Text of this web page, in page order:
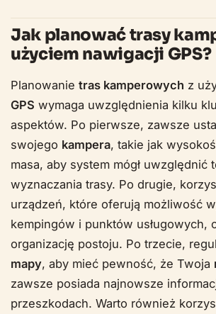
Jak planować trasy
użyciem nawigacji GPS?
Planowanie tras kamperowych z
GPS wymaga uwzględnienia kilku
aspektów. Po pierwsze, zawsze
swojego kampera, takie jak
masa, aby system mógł uwzględnić
wyznaczania trasy. Po drugie,
urządzeń, które oferują możliwość
kempingów i punktów usługowych,
organizację postoju. Po trzecie,
mapy, aby mieć pewność, że Twoja
zawsze posiada najnowsze
przeszkodach. Warto również